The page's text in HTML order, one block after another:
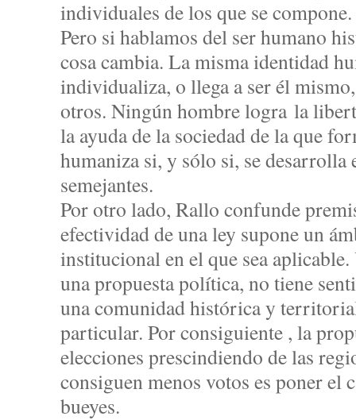
individuales de los que se
Pero si hablamos del ser humano
cosa cambia. La misma identidad
individualiza, o llega a ser él
otros. Ningún hombre logra la
la ayuda de la sociedad de la que
humaniza si, y sólo si, se desarrolla
semejantes.
Por otro lado, Rallo confunde
efectividad de una ley supone un
institucional en el que sea
una propuesta política, no tiene
una comunidad histórica y
particular. Por consiguiente , la
elecciones prescindiendo de las
consiguen menos votos es poner el
bueyes.